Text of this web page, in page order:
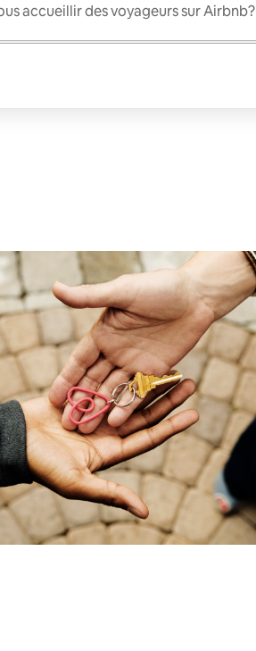
accueillir des voyageurs sur Airbnb?